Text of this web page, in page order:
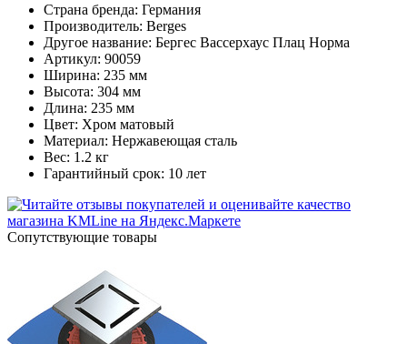
Страна бренда: Германия
Производитель: Berges
Другое название: Бергес Вассерхаус Плац Норма
Артикул: 90059
Ширина: 235 мм
Высота: 304 мм
Длина: 235 мм
Цвет: Хром матовый
Материал: Нержавеющая сталь
Вес: 1.2 кг
Гарантийный срок: 10 лет
Cопутствующие товары